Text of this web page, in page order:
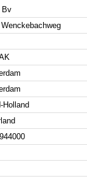
Bv
Holland